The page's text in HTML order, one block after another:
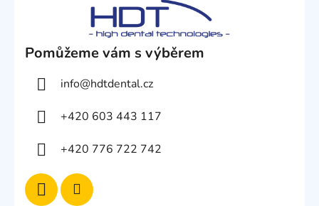
Pomůžeme vám s výběrem
info@hdtdental.cz
+420 603 443 117
+420 776 722 742